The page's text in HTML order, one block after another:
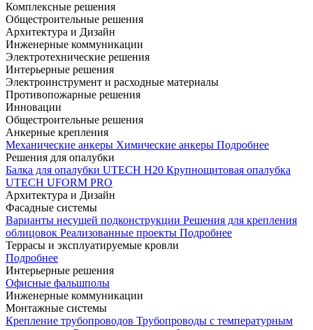
Комплексные решения
Общестроительные решения
Архитектура и Дизайн
Инженерные коммуникации
Электротехнические решения
Интерьерные решения
Электроинструмент и расходные материалы
Противопожарные решения
Инновации
Общестроительные решения
Анкерные крепления
Механические анкеры Химические анкеры Подробнее
Решения для опалубки
Балка для опалубки UTECH H20 Крупнощитовая опалубка
UTECH UFORM PRO
Архитектура и Дизайн
Фасадные системы
Варианты несущей подконструкции Решения для крепления
облицовок Реализованные проекты Подробнее
Террасы и эксплуатируемые кровли
Подробнее
Интерьерные решения
Офисные фальшполы
Инженерные коммуникации
Монтажные системы
Крепление трубопроводов Трубопроводы с температурным